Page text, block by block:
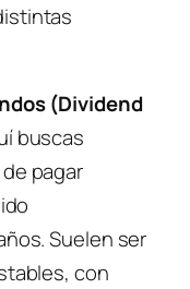
(Dividend
buscas
pagar
Suelen ser
con